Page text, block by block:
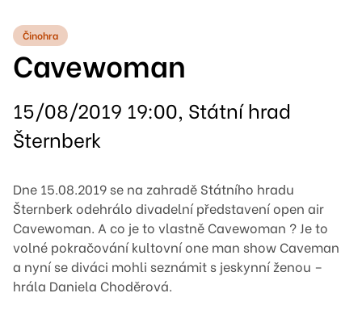
Činohra
Cavewoman
15/08/2019 19:00, Státní hrad
Šternberk
Dne 15.08.2019 se na zahradě Státního hradu
Šternberk odehrálo divadelní představení open air
Cavewoman. A co je to vlastně Cavewoman ? Je to
volné pokračování kultovní one man show Caveman
a nyní se diváci mohli seznámit s jeskynní ženou –
hrála Daniela Choděrová.